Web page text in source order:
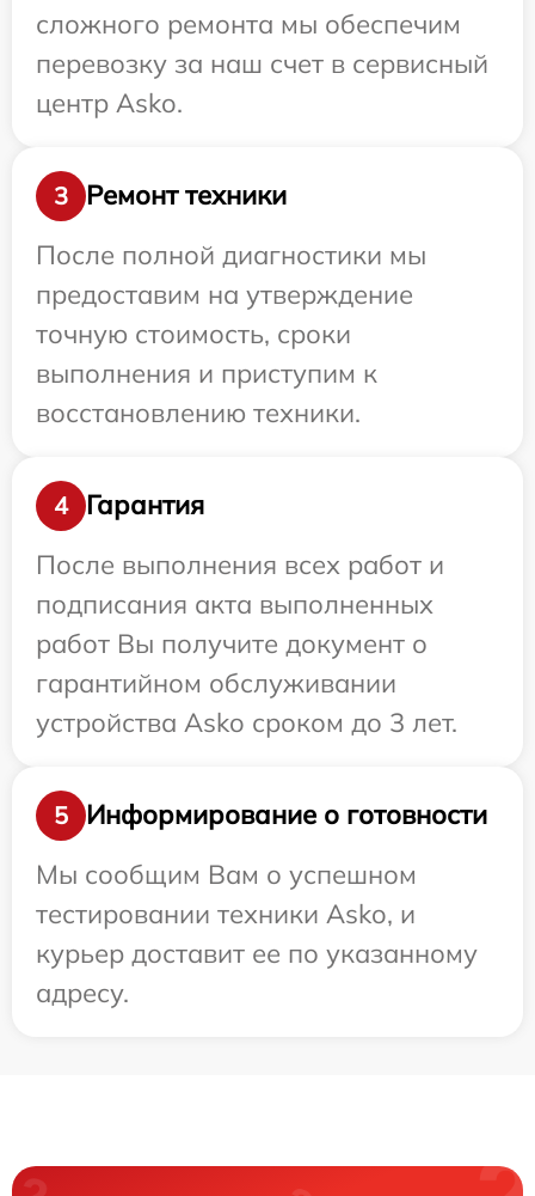
сложного ремонта мы обеспечим
перевозку за наш счет в сервисный
центр Asko.
3
Ремонт техники
После полной диагностики мы
предоставим на утверждение
точную стоимость, сроки
выполнения и приступим к
восстановлению техники.
4
Гарантия
После выполнения всех работ и
подписания акта выполненных
работ Вы получите документ о
гарантийном обслуживании
устройства Asko сроком до 3 лет.
5
Информирование о готовности
Мы сообщим Вам о успешном
тестировании техники Asko, и
курьер доставит ее по указанному
адресу.